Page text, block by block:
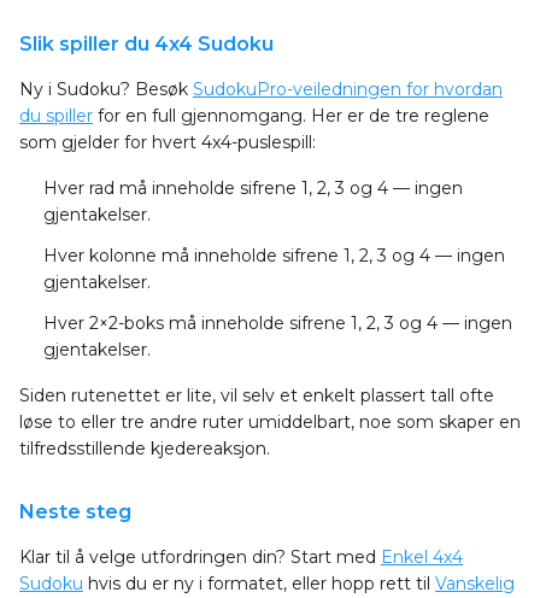
Slik spiller du 4x4 Sudoku
Ny i Sudoku? Besøk SudokuPro-veiledningen for hvordan
du spiller for en full gjennomgang. Her er de tre reglene
som gjelder for hvert 4x4-puslespill:
Hver rad må inneholde sifrene 1, 2, 3 og 4 — ingen
gjentakelser.
Hver kolonne må inneholde sifrene 1, 2, 3 og 4 — ingen
gjentakelser.
Hver 2×2-boks må inneholde sifrene 1, 2, 3 og 4 — ingen
gjentakelser.
Siden rutenettet er lite, vil selv et enkelt plassert tall ofte
løse to eller tre andre ruter umiddelbart, noe som skaper en
tilfredsstillende kjedereaksjon.
Neste steg
Klar til å velge utfordringen din? Start med Enkel 4x4
Sudoku hvis du er ny i formatet, eller hopp rett til Vanskelig